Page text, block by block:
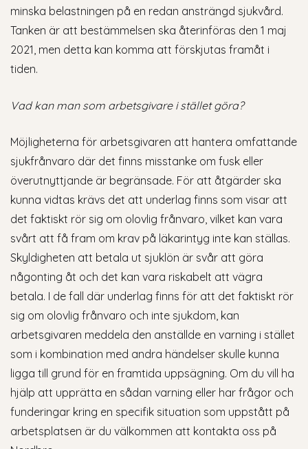
minska belastningen på en redan ansträngd sjukvård.
Tanken är att bestämmelsen ska återinföras den 1 maj
2021, men detta kan komma att förskjutas framåt i
tiden.
Vad kan man som arbetsgivare i stället göra?
Möjligheterna för arbetsgivaren att hantera omfattande
sjukfrånvaro där det finns misstanke om fusk eller
överutnyttjande är begränsade. För att åtgärder ska
kunna vidtas krävs det att underlag finns som visar att
det faktiskt rör sig om olovlig frånvaro, vilket kan vara
svårt att få fram om krav på läkarintyg inte kan ställas.
Skyldigheten att betala ut sjuklön är svår att göra
någonting åt och det kan vara riskabelt att vägra
betala. I de fall där underlag finns för att det faktiskt rör
sig om olovlig frånvaro och inte sjukdom, kan
arbetsgivaren meddela den anställde en varning i stället
som i kombination med andra händelser skulle kunna
ligga till grund för en framtida uppsägning. Om du vill ha
hjälp att upprätta en sådan varning eller har frågor och
funderingar kring en specifik situation som uppstått på
arbetsplatsen är du välkommen att kontakta oss på